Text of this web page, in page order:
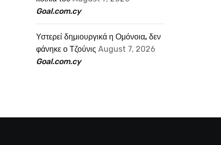
Goal.com.cy
Υστερεί δημιουργικά η Ομόνοια, δεν
φάνηκε ο Τζούνις August 7, 2026
Goal.com.cy